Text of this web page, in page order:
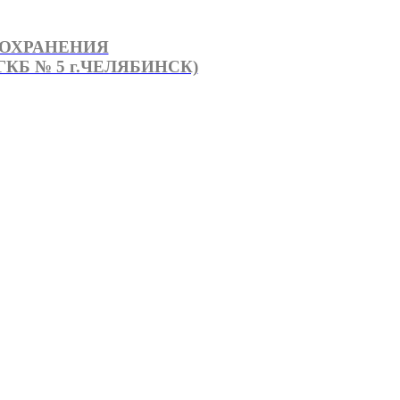
№ 5 г.ЧЕЛЯБИНСК)